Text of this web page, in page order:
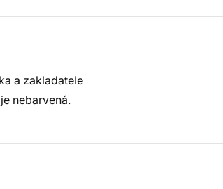
a zakladatele
nebarvená.